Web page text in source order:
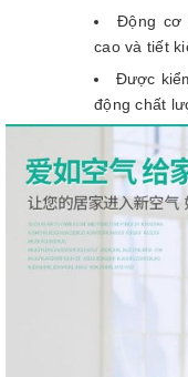
Động cơ
cao và tiết
Được
động chất